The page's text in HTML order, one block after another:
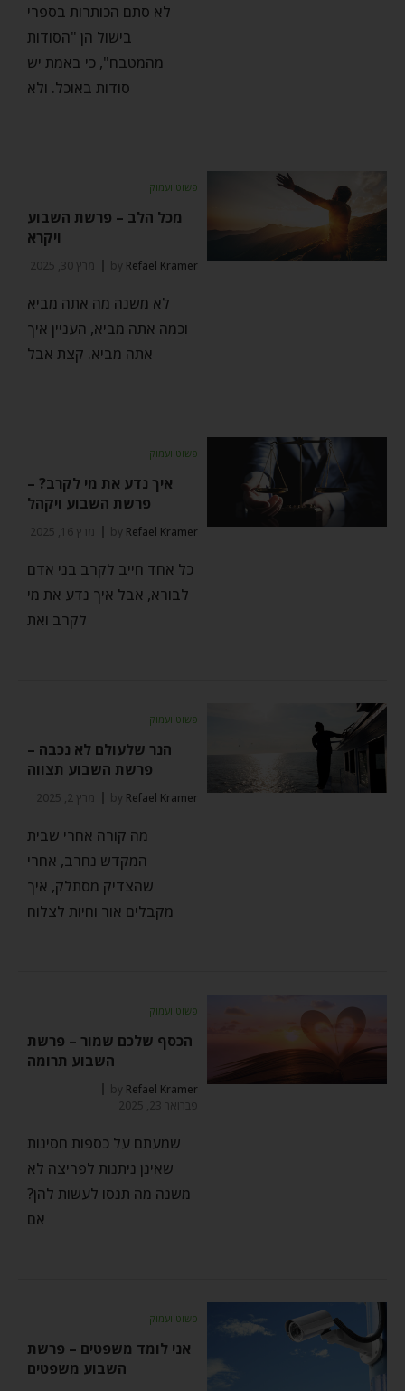
לא סתם הכותרות בספרי
בישול הן "הסודות
מהמטבח", כי באמת יש
סודות באוכל. ולא
פשוט ועמוק
מכל הלב – פרשת השבוע
ויקרא
by Refael Kramer מרץ 30, 2025
לא משנה מה אתה מביא
וכמה אתה מביא, העניין איך
אתה מביא. קצת אבל
פשוט ועמוק
איך נדע את מי לקרב? –
פרשת השבוע ויקהל
by Refael Kramer מרץ 16, 2025
כל אחד חייב לקרב בני אדם
לבורא, אבל איך נדע את מי
לקרב ואת
פשוט ועמוק
הנר שלעולם לא נכבה –
פרשת השבוע תצווה
by Refael Kramer מרץ 2, 2025
מה קורה אחרי שבית
המקדש נחרב, אחרי
שהצדיק מסתלק, איך
מקבלים אור וחיות לצלוח
פשוט ועמוק
הכסף שלכם שמור – פרשת
השבוע תרומה
by Refael Kramer
פברואר 23, 2025
שמעתם על כספות חסינות
שאינן ניתנות לפריצה לא
משנה מה תנסו לעשות להן?
אם
פשוט ועמוק
אני לומד משפטים – פרשת
השבוע משפטים